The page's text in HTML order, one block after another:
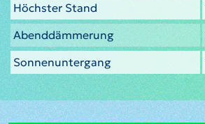
Höchster Stand
Abenddämmerung
Sonnenuntergang